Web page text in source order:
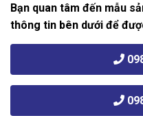
Bạn quan tâm đến mẫu
thông tin bên dưới để